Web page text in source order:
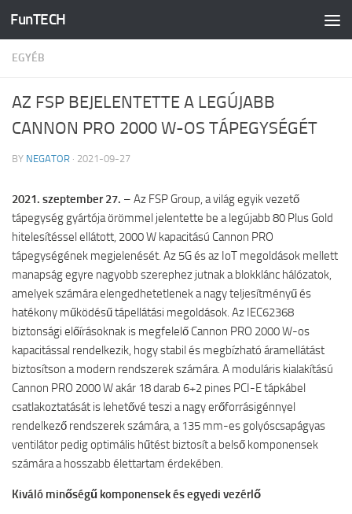
Skip to content
FunTECH
EGYÉB
AZ FSP BEJELENTETTE A LEGÚJABB
CANNON PRO 2000 W-OS TÁPEGYSÉGÉT
BY NEGATOR · 2021-09-27
2021. szeptember 27. – Az FSP Group, a világ egyik vezető
tápegység gyártója örömmel jelentette be a legújabb 80 Plus Gold
hitelesítéssel ellátott, 2000 W kapacitású Cannon PRO
tápegységének megjelenését. Az 5G és az IoT megoldások mellett
manapság egyre nagyobb szerephez jutnak a blokklánc hálózatok,
amelyek számára elengedhetetlenek a nagy teljesítményű és
hatékony működésű tápellátási megoldások. Az IEC62368
biztonsági előírásoknak is megfelelő Cannon PRO 2000 W-os
kapacitással rendelkezik, hogy stabil és megbízható áramellátást
biztosítson a modern rendszerek számára. A moduláris kialakítású
Cannon PRO 2000 W akár 18 darab 6+2 pines PCI-E tápkábel
csatlakoztatását is lehetővé teszi a nagy erőforrásigénnyel
rendelkező rendszerek számára, a 135 mm-es golyóscsapágyas
ventilátor pedig optimális hűtést biztosít a belső komponensek
számára a hosszabb élettartam érdekében.
Kiváló minőségű komponensek és egyedi vezérlő